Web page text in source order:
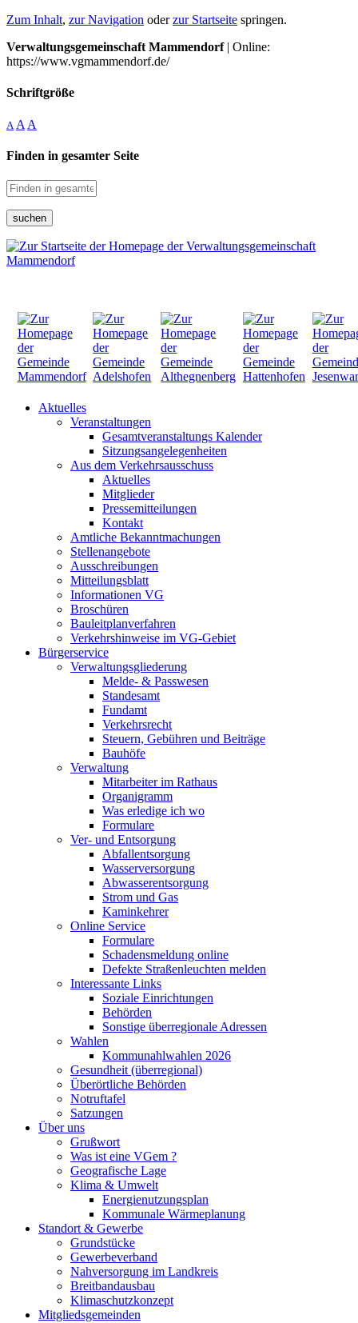
Zum Inhalt, zur Navigation oderzur Startseite springen.
Verwaltungsgemeinschaft Mammendorf| Online:
https://www.vgmammendorf.de/
Schriftgröße
A A A
Finden in gesamter Seite
suchen
Aktuelles
Veranstaltungen
Gesamtveranstaltungs Kalender
Sitzungsangelegenheiten
Aus dem Verkehrsausschuss
Aktuelles
Mitglieder
Pressemitteilungen
Kontakt
Amtliche Bekanntmachungen
Stellenangebote
Ausschreibungen
Mitteilungsblatt
Informationen VG
Broschüren
Bauleitplanverfahren
Verkehrshinweise im VG-Gebiet
Bürgerservice
Verwaltungsgliederung
Melde- & Passwesen
Standesamt
Fundamt
Verkehrsrecht
Steuern, Gebühren und Beiträge
Bauhöfe
Verwaltung
Mitarbeiter im Rathaus
Organigramm
Was erledige ich wo
Formulare
Ver- und Entsorgung
Abfallentsorgung
Wasserversorgung
Abwasserentsorgung
Strom und Gas
Kaminkehrer
Online Service
Formulare
Schadensmeldung online
Defekte Straßenleuchten melden
Interessante Links
Soziale Einrichtungen
Behörden
Sonstige überregionale Adressen
Wahlen
Kommunahlwahlen 2026
Gesundheit (überregional)
Überörtliche Behörden
Notruftafel
Satzungen
Über uns
Grußwort
Was ist eine VGem ?
Geografische Lage
Klima & Umwelt
Energienutzungsplan
Kommunale Wärmeplanung
Standort & Gewerbe
Grundstücke
Gewerbeverband
Nahversorgung im Landkreis
Breitbandausbau
Klimaschutzkonzept
Mitgliedsgemeinden